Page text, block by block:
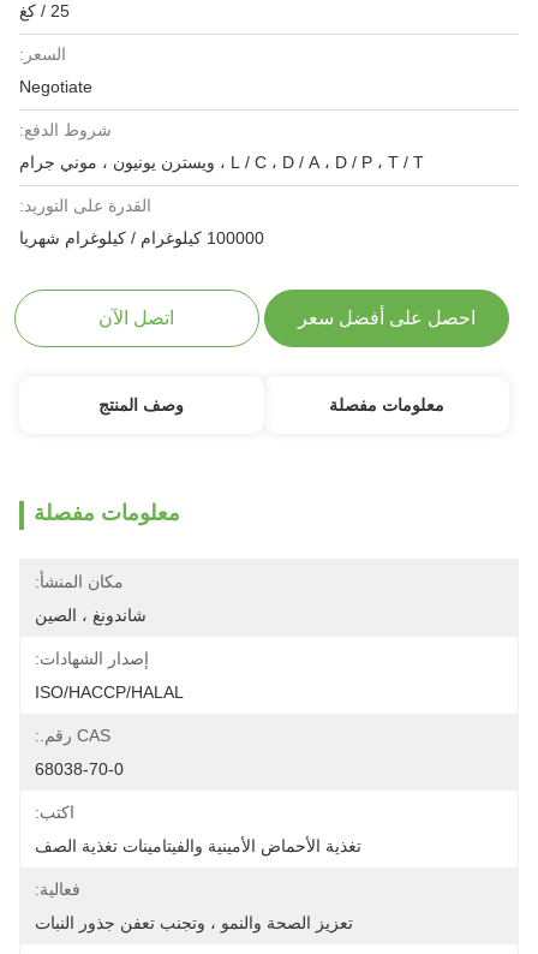
25 / كغ
السعر:
Negotiate
شروط الدفع:
L / C ، D / A ، D / P ، T / T ، ويسترن يونيون ، موني جرام
القدرة على التوريد:
100000 كيلوغرام / كيلوغرام شهريا
احصل على أفضل سعر اتصل الآن
معلومات مفصلة وصف المنتج
معلومات مفصلة
مكان المنشأ:
شاندونغ ، الصين
إصدار الشهادات:
ISO/HACCP/HALAL
CAS رقم.:
68038-70-0
اكتب:
تغذية الأحماض الأمينية والفيتامينات تغذية الصف
فعالية:
تعزيز الصحة والنمو ، وتجنب تعفن جذور النبات